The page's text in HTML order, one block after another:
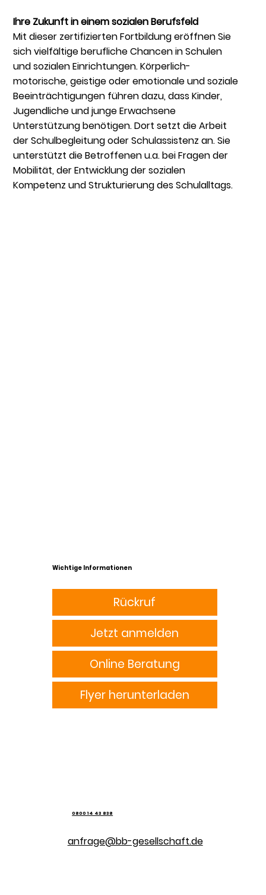
Ihre Zukunft in einem sozialen Berufsfeld
Mit dieser zertifizierten Fortbildung eröffnen Sie
sich vielfältige berufliche Chancen in Schulen
und sozialen Einrichtungen. Körperlich-
motorische, geistige oder emotionale und soziale
Beeinträchtigungen führen dazu, dass Kinder,
Jugendliche und junge Erwachsene
Unterstützung benötigen. Dort setzt die Arbeit
der Schulbegleitung oder Schulassistenz an. Sie
unterstützt die Betroffenen u.a. bei Fragen der
Mobilität, der Entwicklung der sozialen
Kompetenz und Strukturierung des Schulalltags.
Wichtige Informationen
Rückruf
Online Beratung
Jetzt anmelden
Flyer herunterladen
0800 14 43 838
anfrage@bb-gesellschaft.de